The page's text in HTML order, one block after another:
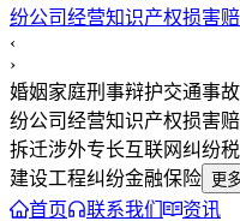
纷公司经营知识产权损害
‹
›
婚姻家庭刑事辩护交通事故
纷公司经营知识产权损害
拆迁涉外专长互联网纠纷
建设工程纠纷金融保险 更
首页 联系我们 资讯